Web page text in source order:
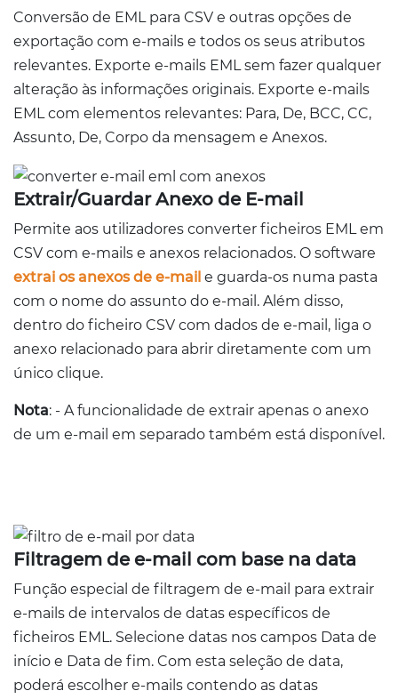
Conversão de EML para CSV e outras opções de
exportação com e-mails e todos os seus atributos
relevantes. Exporte e-mails EML sem fazer qualquer
alteração às informações originais. Exporte e-mails
EML com elementos relevantes: Para, De, BCC, CC,
Assunto, De, Corpo da mensagem e Anexos.
Extrair/Guardar Anexo de E-mail
Permite aos utilizadores converter ficheiros EML em
CSV com e-mails e anexos relacionados. O software
extrai os anexos de e-mail e guarda-os numa pasta
com o nome do assunto do e-mail. Além disso,
dentro do ficheiro CSV com dados de e-mail, liga o
anexo relacionado para abrir diretamente com um
único clique.
Nota: - A funcionalidade de extrair apenas o anexo
de um e-mail em separado também está disponível.
Filtragem de e-mail com base na data
Função especial de filtragem de e-mail para extrair
e-mails de intervalos de datas específicos de
ficheiros EML. Selecione datas nos campos Data de
início e Data de fim. Com esta seleção de data,
poderá escolher e-mails contendo as datas